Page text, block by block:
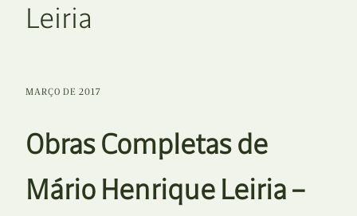
Leiria
MARÇO DE 2017
Obras Completas de
Mário Henrique Leiria –